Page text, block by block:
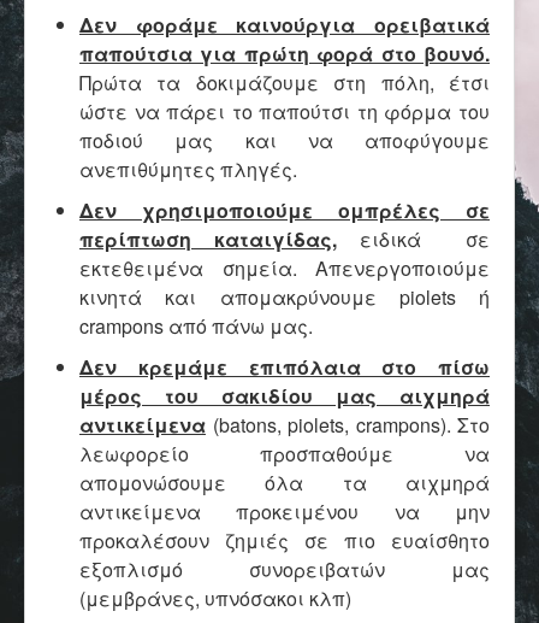
Δεν φοράμε καινούργια ορειβατικά
παπούτσια για πρώτη φορά στο βουνό.
Πρώτα τα δοκιμάζουμε στη πόλη, έτσι
ώστε να πάρει το παπούτσι τη φόρμα του
ποδιού μας και να αποφύγουμε
ανεπιθύμητες πληγές.
Δεν χρησιμοποιούμε ομπρέλες σε
περίπτωση καταιγίδας,ειδικά σε
εκτεθειμένα σημεία. Απενεργοποιούμε
κινητά και απομακρύνουμε piolets ή
crampons από πάνω μας.
Δεν κρεμάμε επιπόλαια στο πίσω
μέρος του σακιδίου μας αιχμηρά
αντικείμενα (batons, piolets, crampons). Στο
λεωφoρείο προσπαθούμε να
απομονώσουμε όλα τα αιχμηρά
αντικείμενα προκειμένου να μην
προκαλέσουν ζημιές σε πιο ευαίσθητο
εξοπλισμό συνορειβατών μας
(μεμβράνες, υπνόσακοι κλπ)